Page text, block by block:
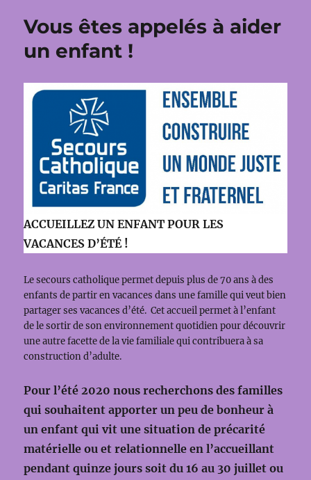
Vous êtes appelés à aider
un enfant !
ACCUEILLEZ UN ENFANT POUR LES
VACANCES D’ÉTÉ !
Le secours catholique permet depuis plus de 70 ans à des
enfants de partir en vacances dans une famille qui veut bien
partager ses vacances d’été. Cet accueil permet à l’enfant
de le sortir de son environnement quotidien pour découvrir
une autre facette de la vie familiale qui contribuera à sa
construction d’adulte.
Pour l’été 2020 nous recherchons des familles
qui souhaitent apporter un peu de bonheur à
un enfant qui vit une situation de précarité
matérielle ou et relationnelle en l’accueillant
pendant quinze jours soit du 16 au 30 juillet ou